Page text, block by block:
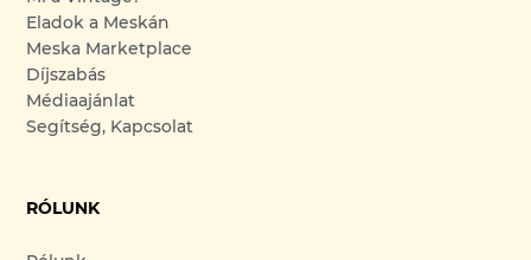
Eladok a Meskán
Meska Marketplace
Díjszabás
Médiaajánlat
Segítség, Kapcsolat
RÓLUNK